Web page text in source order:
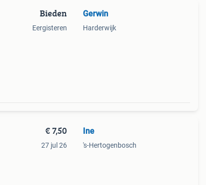
Bieden
Eergisteren
Gerwin
Harderwijk
€ 7,50
27 jul 26
Ine
's-Hertogenbosch